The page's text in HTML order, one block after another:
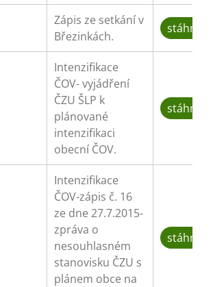
Zápis ze setkání v
Březinkách.
Intenzifikace
ČOV- vyjádření
ČZU ŠLP k
plánované
intenzifikaci
obecní ČOV.
Intenzifikace
ČOV-zápis č. 16
ze dne 27.7.2015-
zpráva o
nesouhlasném
stanovisku ČZU s
plánem obce na